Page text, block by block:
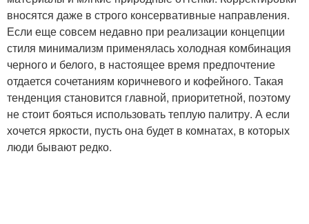
вносятся даже в строго консервативные направления.
Если еще совсем недавно при реализации концепции
стиля минимализм применялась холодная комбинация
черного и белого, в настоящее время предпочтение
отдается сочетаниям коричневого и кофейного. Такая
тенденция становится главной, приоритетной, поэтому
не стоит бояться использовать теплую палитру. А если
хочется яркости, пусть она будет в комнатах, в которых
люди бывают редко.